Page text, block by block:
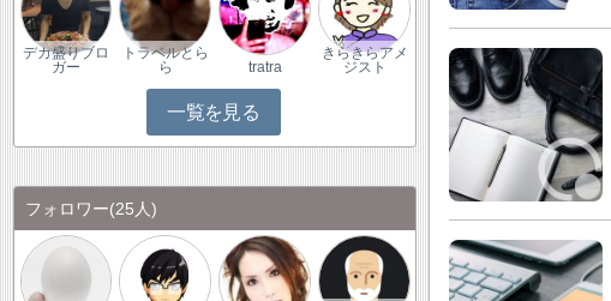
デカ盛りブロ
ガー
トラベルとら
ら
tratra
きらきらアメ
ジスト
一覧を見る
フォロワー(25人)